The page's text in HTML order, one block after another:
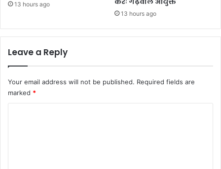
13 hours ago
13 hours ago
Leave a Reply
Your email address will not be published. Required fields are
marked *